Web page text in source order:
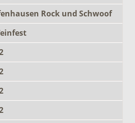
Rock und Schwoof